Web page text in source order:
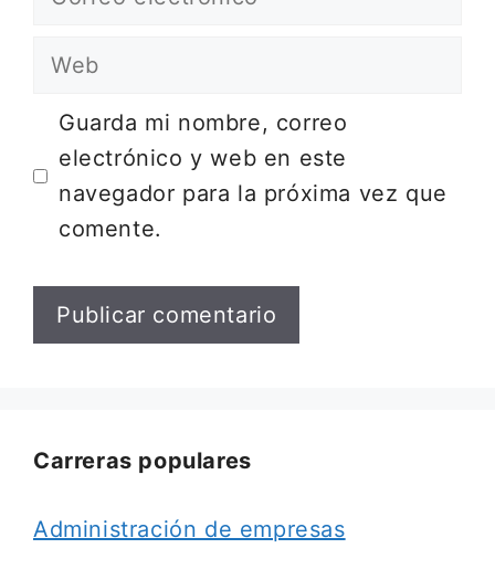
Web
Guarda mi nombre, correo
electrónico y web en este
navegador para la próxima vez que
comente.
Carreras populares
Administración de empresas